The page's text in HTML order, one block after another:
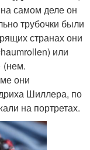
самом деле он
трубочки были
странах они
или
(нем.
они
Шиллера, по
на портретах.